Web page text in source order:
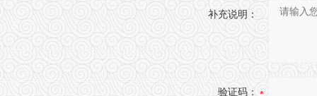
补充说明：
验证码：